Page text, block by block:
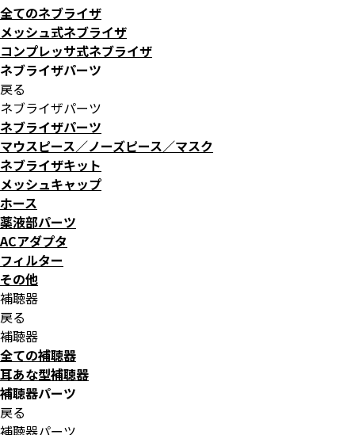
全てのネブライザ
メッシュ式ネブライザ
コンプレッサ式ネブライザ
ネブライザパーツ
戻る
ネブライザパーツ
ネブライザパーツ
マウスピース／ノーズピース／マスク
ネブライザキット
メッシュキャップ
ホース
薬液部パーツ
ACアダプタ
フィルター
その他
補聴器
戻る
補聴器
全ての補聴器
耳あな型補聴器
補聴器パーツ
戻る
補聴器パーツ